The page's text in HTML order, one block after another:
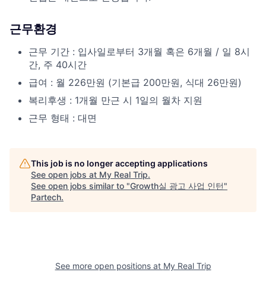
근무환경
근무 기간 : 입사일로부터 3개월 혹은 6개월 / 일 8시
간, 주 40시간
급여 : 월 226만원 (기본급 200만원, 식대 26만원)
복리후생 : 1개월 만근 시 1일의 월차 지원
근무 형태 : 대면
This job is no longer accepting applications
See open jobs at My Real Trip.
See open jobs similar to "Growth실 광고 사업 인턴"
Partech.
See more open positions at My Real Trip